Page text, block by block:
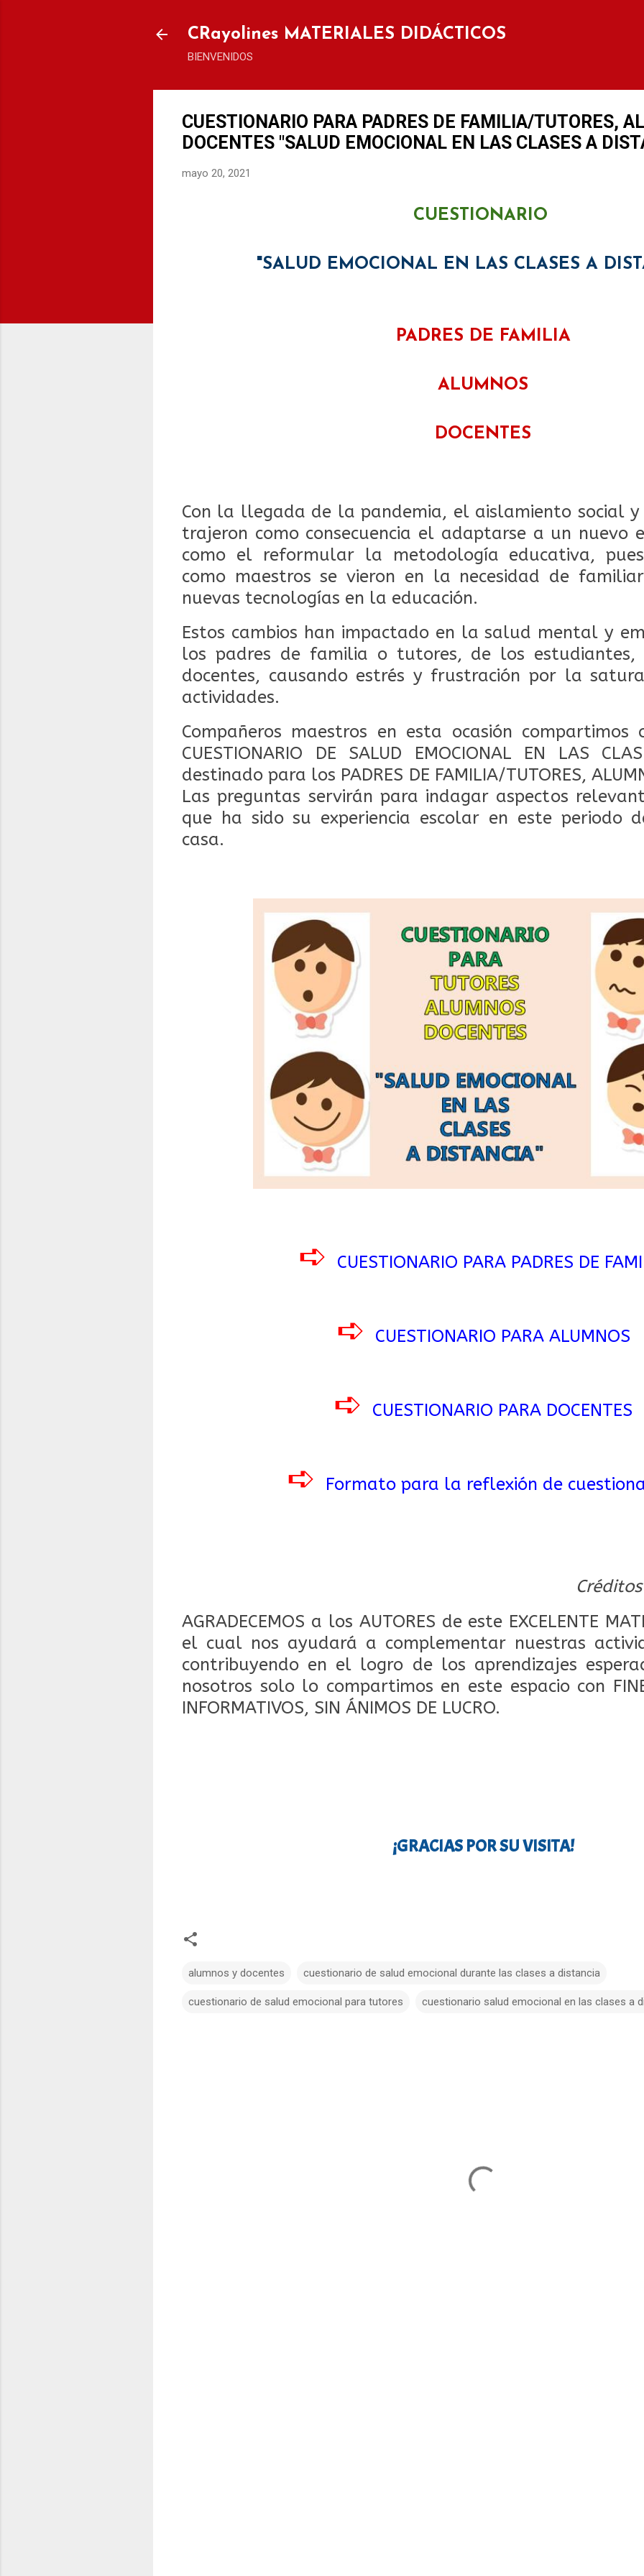
CRayolines MATERIALES DIDÁCTICOS
BIENVENIDOS
CUESTIONARIO PARA PADRES DE FAMILIA/TUTORES,
DOCENTES "SALUD EMOCIONAL EN LAS CLASES A
mayo 20, 2021
CUESTIONARIO
"SALUD EMOCIONAL EN LAS CLASES A
PADRES DE FAMILIA
ALUMNOS
DOCENTES
Con la llegada de la pandemia, el aislamiento social
trajeron como consecuencia el adaptarse a un nuevo
como el reformular la metodología educativa,
como maestros se vieron en la necesidad de
nuevas tecnologías en la educación.
Estos cambios han impactado en la salud mental y
los padres de familia o tutores, de los estudiantes,
docentes, causando estrés y frustración por la
actividades.
Compañeros maestros en esta ocasión compartimos
CUESTIONARIO DE SALUD EMOCIONAL EN LAS
destinado para los PADRES DE FAMILIA/TUTORES,
Las preguntas servirán para indagar aspectos
que ha sido su experiencia escolar en este periodo
casa.
➪ CUESTIONARIO PARA PADRES DE
➪ CUESTIONARIO PARA ALUMNOS
➪ CUESTIONARIO PARA DOCENTES
➪ Formato para la reflexión de
AGRADECEMOS a los AUTORES de este EXCELENTE
el cual nos ayudará a complementar nuestras
contribuyendo en el logro de los aprendizajes
nosotros solo lo compartimos en este espacio con
INFORMATIVOS, SIN ÁNIMOS DE LUCRO.
¡GRACIAS POR SU VISITA!
alumnos y docentes cuestionario de salud emocional durante las clases a distancia
cuestionario de salud emocional para tutores cuestionario salud emocional en las clases a